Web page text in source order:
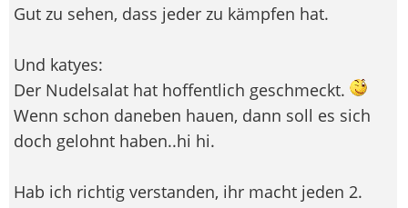
Gut zu sehen, dass jeder zu kämpfen hat.
Und katyes:
Der Nudelsalat hat hoffentlich geschmeckt.
Wenn schon daneben hauen, dann soll es sich
doch gelohnt haben..hi hi.
Hab ich richtig verstanden, ihr macht jeden 2.